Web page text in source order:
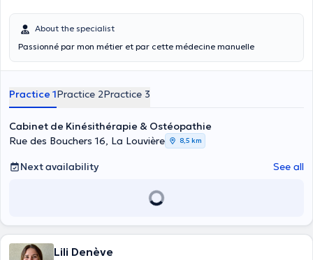
About the specialist
Passionné par mon métier et par cette médecine manuelle
Practice 1Practice 2Practice 3
Cabinet de Kinésithérapie & Ostéopathie
Rue des Bouchers 16, La Louvière
8,5 km
Next availability See all
Lili Denève